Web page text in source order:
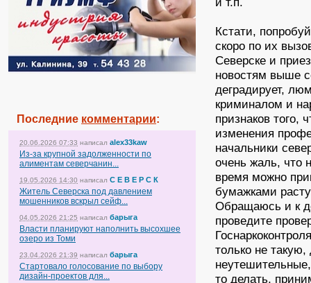
Последние комментарии:
20.06.2026 07:33 написал alex33kaw
Из-за крупной задолженности по
алиментам северчанин...
19.05.2026 14:30 написал С Е В Е Р С К
Житель Северска под давлением
мошенников вскрыл сейф...
04.05.2026 21:25 написал барыга
Власти планируют наполнить высохшее
озеро из Томи
23.04.2026 21:39 написал барыга
Стартовало голосование по выбору
дизайн-проектов для...
Кстати,
скоро по их
Северске и
новостям выше
деградирует,
криминалом и
признаков того,
изменения
начальники
очень жаль, что
время можно
бумажками
Обращаюсь и к
проведите
только не
то делать,